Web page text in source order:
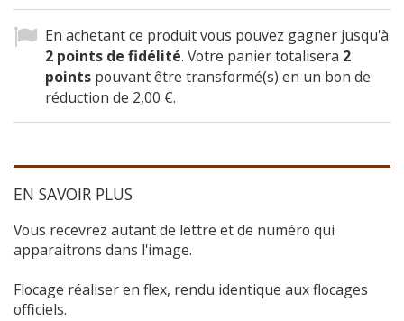
En achetant ce produit vous pouvez gagner jusqu'à
2 points de fidélité. Votre panier totalisera 2
points pouvant être transformé(s) en un bon de
réduction de 2,00 €.
EN SAVOIR PLUS
Vous recevrez autant de lettre et de numéro qui
apparaitrons dans l'image.
Flocage réaliser en flex, rendu identique aux flocages
officiels.